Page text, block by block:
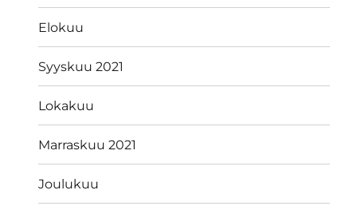
Elokuu
Syyskuu 2021
Lokakuu
Marraskuu 2021
Joulukuu